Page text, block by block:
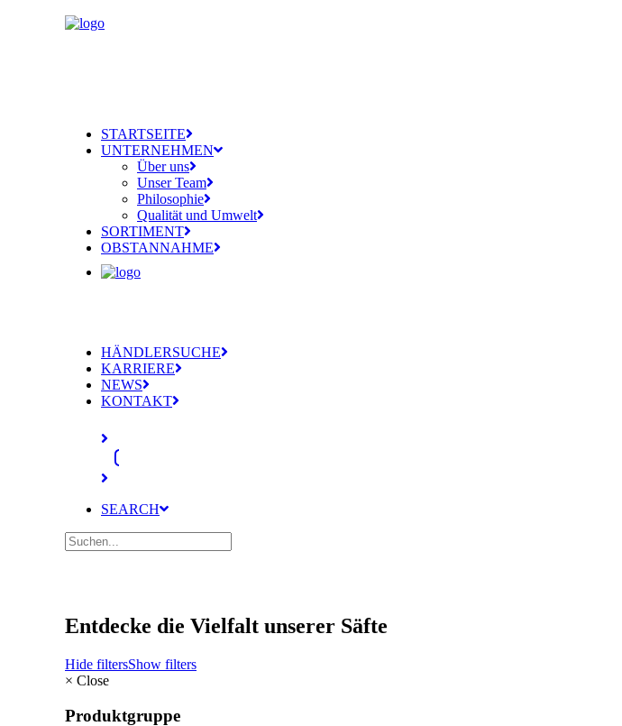
STARTSEITE
UNTERNEHMEN
Über uns
Unser Team
Philosophie
Qualität und Umwelt
SORTIMENT
OBSTANNAHME
HÄNDLERSUCHE
KARRIERE
NEWS
KONTAKT
SEARCH
Entdecke die Vielfalt unserer Säfte
Hide filtersShow filters
× Close
Produktgruppe